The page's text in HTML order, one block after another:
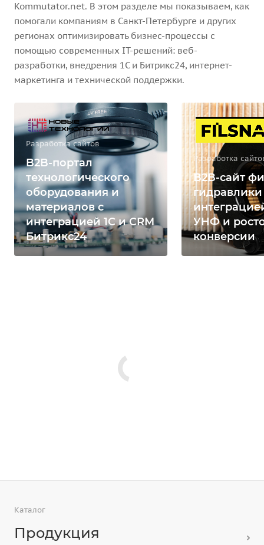
Kommutator.net. В этом разделе мы показываем, как
помогали компаниям в Санкт-Петербурге и других
регионах оптимизировать бизнес-процессы с
помощью современных IT-решений: веб-
разработки, внедрения 1С и Битрикс24, интернет-
маркетинга и технической поддержки.
Разработка сайтов
B2B-портал
технологического
оборудования и
материалов с
интеграцией 1С и CRM
Битрикс24
Разработка
B2B-сайт
гидравлики
УНФ и
конверсии
Каталог
Продукция